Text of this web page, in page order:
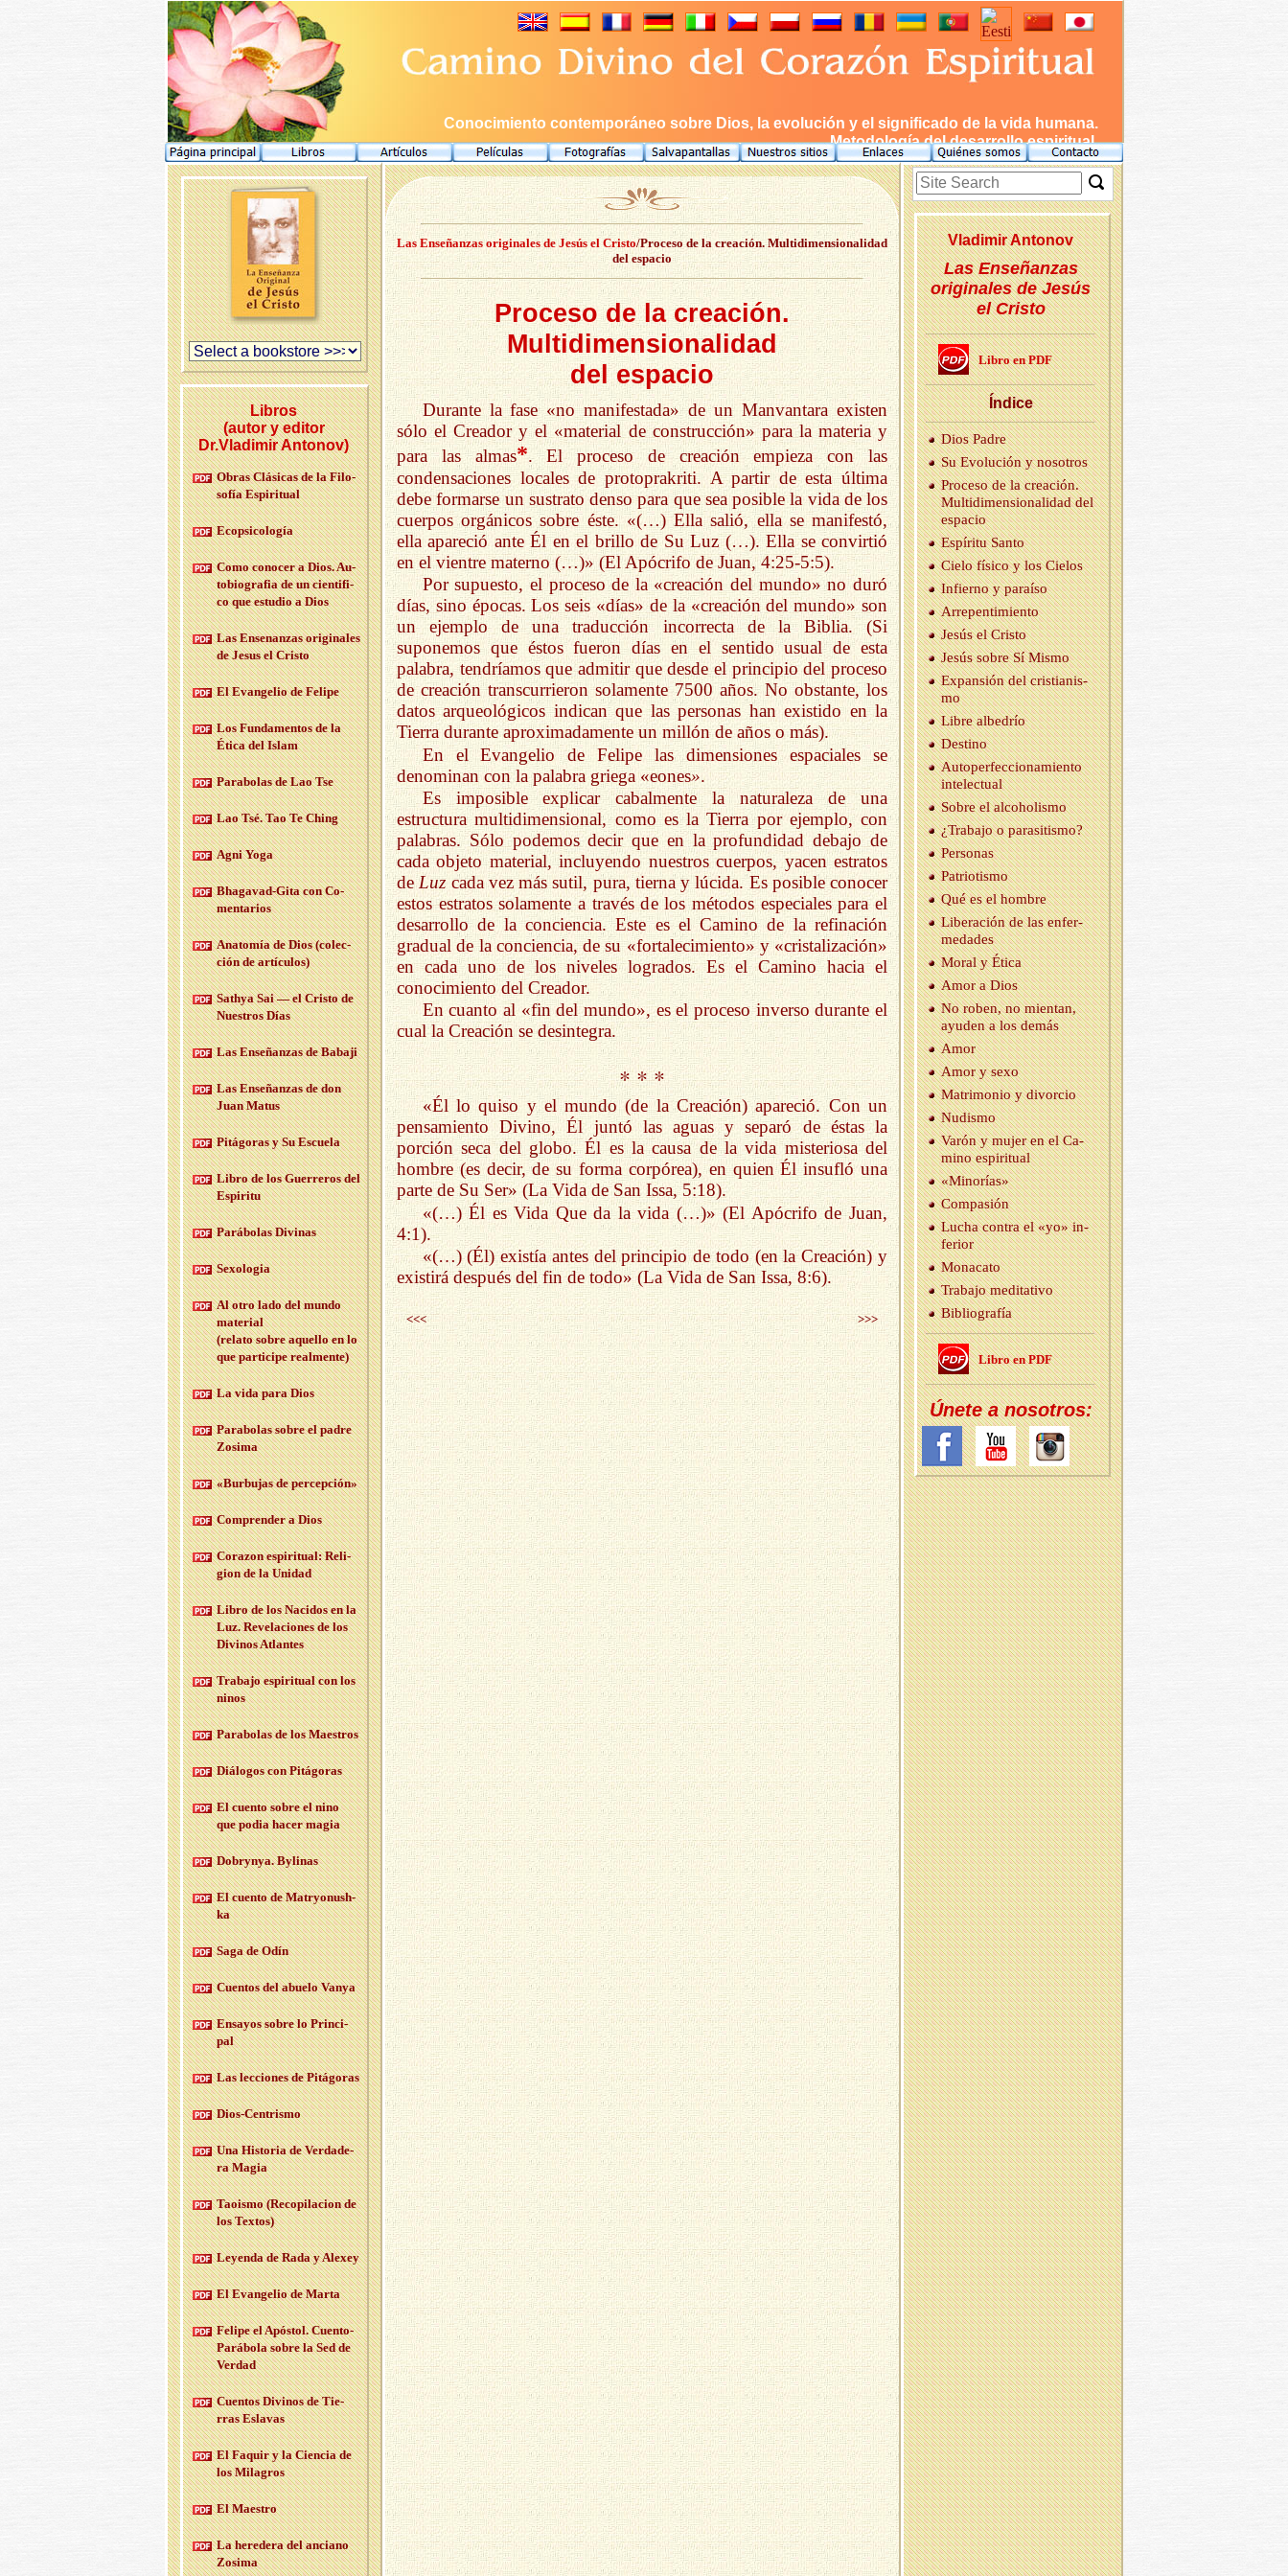
Conocimiento contemporáneo sobre Dios, la evolución y el significado de la vida humana.
Metodología del desarrollo espiritual.
Las Enseñanzas originales de Jesús el Cristo/Proceso de la creación. Multidimensionalidad
del espacio
Proceso de la creación.
Multidimensionalidad
del espacio
Durante la fase «no manifestada» de un Manvantara existen
sólo el Creador y el «material de construcción» para la materia y
para las almas*. El proceso de creación empieza con las
condensaciones locales de protoprakriti. A partir de esta última
debe formarse un sustrato denso para que sea posible la vida de los
cuerpos orgánicos sobre éste. «(…) Ella salió, ella se manifestó,
ella apareció ante Él en el brillo de Su Luz (…). Ella se convirtió
en el vientre materno (…)» (El Apócrifo de Juan, 4:25-5:5).
Por supuesto, el proceso de la «creación del mundo» no duró
días, sino épocas. Los seis «días» de la «creación del mundo» son
un ejemplo de una traducción incorrecta de la Biblia. (Si
suponemos que éstos fueron días en el sentido usual de esta
palabra, tendríamos que admitir que desde el principio del proceso
de creación transcurrieron solamente 7500 años. No obstante, los
datos arqueológicos indican que las personas han existido en la
Tierra durante aproximadamente un millón de años o más).
En el Evangelio de Felipe las dimensiones espaciales se
denominan con la palabra griega «eones».
Es imposible explicar cabalmente la naturaleza de una
estructura multidimensional, como es la Tierra por ejemplo, con
palabras. Sólo podemos decir que en la profundidad debajo de
cada objeto material, incluyendo nuestros cuerpos, yacen estratos
deLuz cada vez más sutil, pura, tierna y lúcida. Es posible conocer
estos estratos solamente a través de los métodos especiales para el
desarrollo de la conciencia. Este es el Camino de la refinación
gradual de la conciencia, de su «fortalecimiento» y «cristalización»
en cada uno de los niveles logrados. Es el Camino hacia el
conocimiento del Creador.
En cuanto al «fin del mundo», es el proceso inverso durante el
cual la Creación se desintegra.
* * *
«Él lo quiso y el mundo (de la Creación) apareció. Con un
pensamiento Divino, Él juntó las aguas y separó de éstas la
porción seca del globo. Él es la causa de la vida misteriosa del
hombre (es decir, de su forma corpórea), en quien Él insufló una
parte de Su Ser» (La Vida de San Issa, 5:18).
«(…) Él es Vida Que da la vida (…)» (El Apócrifo de Juan,
4:1).
«(…) (Él) existía antes del principio de todo (en la Creación) y
existirá después del fin de todo» (La Vida de San Issa, 8:6).
<<< >>>
Vla­di­mir An­to­nov
Las Enseñanzas
originales de Jesús
el Cristo
Libro en PDF
Ín­di­ce
Dios Padre
Su Evo­lu­ción y no­so­tros
Pro­ce­so de la crea­ción.
Mul­ti­di­men­sio­na­li­dad del
es­pa­cio
Es­pí­ri­tu Santo
Cielo fí­si­co y los Cie­los
In­fierno y pa­raí­so
Arre­pen­ti­mien­to
Jesús el Cris­to
Jesús sobre Sí Mismo
Ex­pan­sión del cris­tia­nis­
mo
Libre al­be­drío
Des­tino
Au­to­per­fec­cio­na­mien­to
in­te­lec­tual
Sobre el al­coho­lis­mo
¿Tra­ba­jo o pa­ra­si­tis­mo?
Per­so­nas
Pa­trio­tis­mo
Qué es el hom­bre
Li­be­ra­ción de las en­fer­
me­da­des
Moral y Ética
Amor a Dios
No roben, no mien­tan,
ayu­den a los demás
Amor
Amor y sexo
Ma­tri­mo­nio y di­vor­cio
Nu­dis­mo
Varón y mujer en el Ca­
mino es­pi­ri­tual
«Mi­no­rías»
Com­pa­sión
Lucha con­tra el «yo» in­
fe­rior
Mo­na­ca­to
Tra­ba­jo me­di­ta­ti­vo
Bi­blio­gra­fía
Libro en PDF
Únete a no­so­tros:
Libros
(autor y editor
Dr.Vladimir Antonov)
Obras Clá­si­cas de la Fi­lo­
so­fía Es­pi­ri­tual
Eco­psi­co­lo­gía
Como co­no­cer a Dios. Au­
to­bio­gra­fia de un cien­ti­fi­
co que es­tu­dio a Dios
Las En­se­nan­zas ori­gi­na­les
de Jesus el Cris­to
El Evan­ge­lio de Fe­li­pe
Los Fun­da­men­tos de la
Ética del Islam
Pa­ra­bo­las de Lao Tse
Lao Tsé. Tao Te Ching
Agni Yoga
Bha­ga­vad-Gi­ta con Co­
men­ta­rios
Anato­mía de Dios (co­lec­
ción de ar­tícu­los)
Sath­ya Sai — el Cris­to de
Nues­tros Días
Las En­se­ñan­zas de Ba­ba­ji
Las En­se­ñan­zas de don
Juan Matus
Pi­tá­go­ras y Su Es­cue­la
Libro de los Gue­rre­ros del
Es­pi­ri­tu
Pa­rá­bo­las Di­vi­nas
Se­xo­lo­gia
Al otro lado del mundo
ma­te­rial
(re­la­to sobre aque­llo en lo
que par­ti­ci­pe real­men­te)
La vida para Dios
Pa­ra­bo­las sobre el padre
Zo­si­ma
«Bur­bu­jas de per­cep­ción»
Com­pren­der a Dios
Co­ra­zon es­pi­ri­tual: Re­li­
gion de la Uni­dad
Libro de los Na­ci­dos en la
Luz. Re­ve­la­cio­nes de los
Di­vi­nos Atlan­tes
Tra­ba­jo es­pi­ri­tual con los
ninos
Pa­ra­bo­las de los Maes­tros
Diá­lo­gos con Pi­tá­go­ras
El cuen­to sobre el nino
que podia hacer magia
Do­bryn­ya. By­li­nas
El cuen­to de Ma­tr­yo­nush­
ka
Saga de Odín
Cuen­tos del abue­lo Vanya
En­sa­yos sobre lo Prin­ci­
pal
Las lec­cio­nes de Pi­tá­go­ras
Dios-Cen­tris­mo
Una His­to­ria de Ver­da­de­
ra Magia
Taois­mo (Re­co­pi­la­cion de
los Tex­tos)
Le­yen­da de Rada y Ale­xey
El Evan­ge­lio de Marta
Fe­li­pe el Após­tol. Cuen­to-
Pa­rá­bo­la sobre la Sed de
Ver­dad
Cuen­tos Di­vi­nos de Tie­
rras Es­la­vas
El Fa­quir y la Cien­cia de
los Mi­la­gros
El Maes­tro
La he­re­de­ra del an­ciano
Zo­si­ma